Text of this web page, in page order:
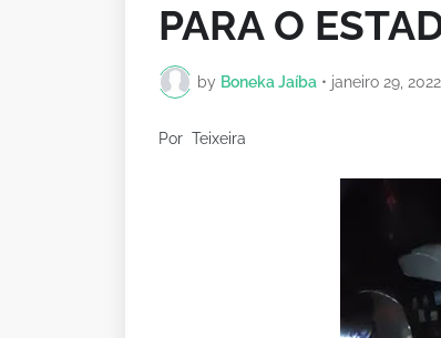
PARA O
by Boneka Jaíba • janeiro 29, 2022
Por Teixeira